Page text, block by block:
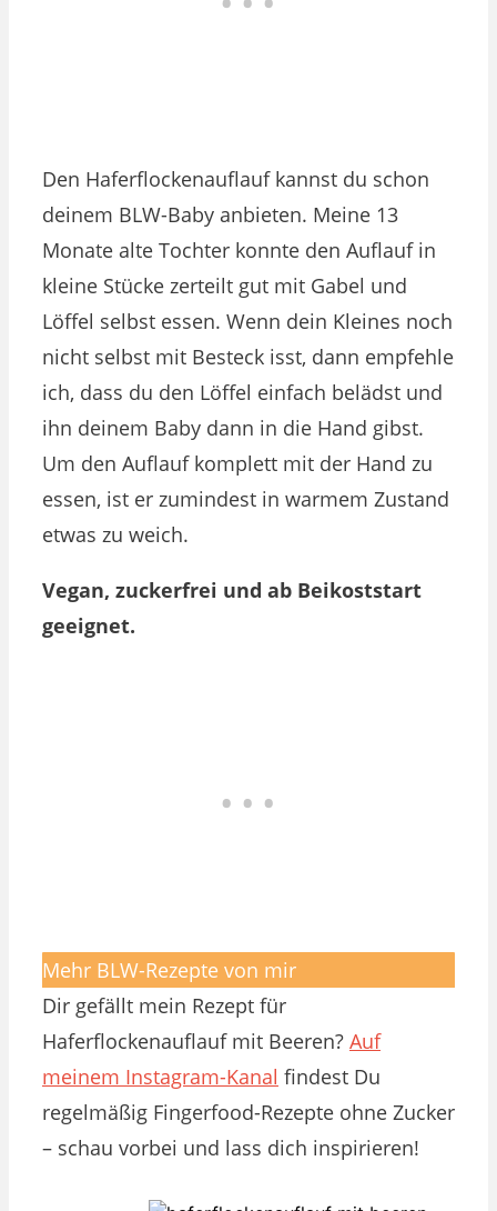
Den Haferflockenauflauf kannst du schon
deinem BLW-Baby anbieten. Meine 13
Monate alte Tochter konnte den Auflauf in
kleine Stücke zerteilt gut mit Gabel und
Löffel selbst essen. Wenn dein Kleines noch
nicht selbst mit Besteck isst, dann empfehle
ich, dass du den Löffel einfach belädst und
ihn deinem Baby dann in die Hand gibst.
Um den Auflauf komplett mit der Hand zu
essen, ist er zumindest in warmem Zustand
etwas zu weich.
Vegan, zuckerfrei und ab Beikoststart
geeignet.
Mehr BLW-Rezepte von mir
Dir gefällt mein Rezept für
Haferflockenauflauf mit Beeren? Auf
meinem Instagram-Kanal findest Du
regelmäßig Fingerfood-Rezepte ohne Zucker
– schau vorbei und lass dich inspirieren!